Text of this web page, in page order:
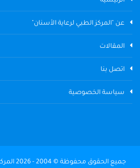
عن "المركز الطبي لرعاية الأسنان"
المقالات
اتصل بنا
سياسة الخصوصية